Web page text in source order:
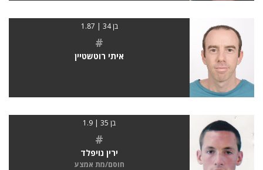
בן 34 | 1.87
#
איתי רוטשטיין
בן 35 | 1.9
#
ירין נויפלד
חוסם/מת אמצע